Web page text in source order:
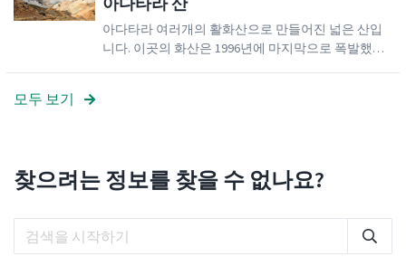
아다타라 여러개의 활화산으로 만들어진 넓은 산입
니다. 이곳의 화산은 1996년에 마지막으로 폭발했습
방향으로 약 9km에 걸쳐져 있습니다. 아다타라 산의
에 보이는 주변 지역의 경치는 숨이 막힐정도로 아름
답습니다. 일본 100대 산 중 하나와 100대 꽃산 중 하
나로 선정된 이 산의1300m 정상은 곤돌라 리프트로
모두 보기
찾으려는 정보를 찾을 수 없나요?